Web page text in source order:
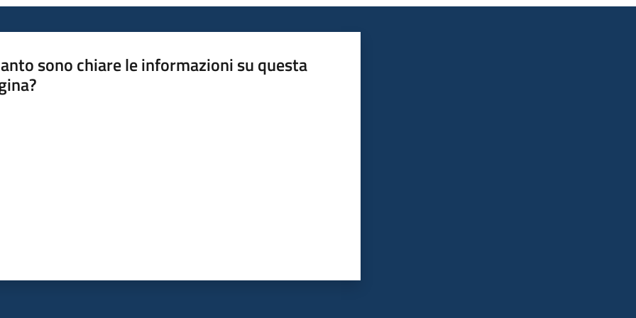
sono chiare le informazioni su questa